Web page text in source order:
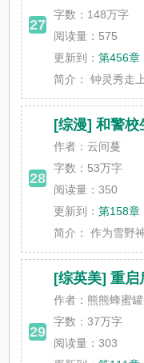
27
字数： 148万字
阅读量：575
更新到：第456章
简介：
钟灵秀走
28
[综漫] 和警校
作者：云间蔓
字数： 53万字
阅读量：350
更新到：第158章
简介：
作为雪野
29
[综英美] 重启
作者：熊熊蜂蜜罐
字数：37万字
阅读量：303